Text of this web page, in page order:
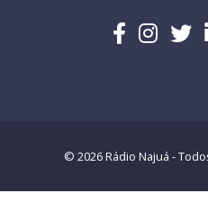
© 2026 Rádio Najuá -